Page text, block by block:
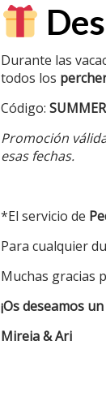
Durante las
todos los
Código:
Promoción
esas fechas.
*El servicio de
Para cualquier
Muchas gracias
¡Os deseamos
Mireia & Ari